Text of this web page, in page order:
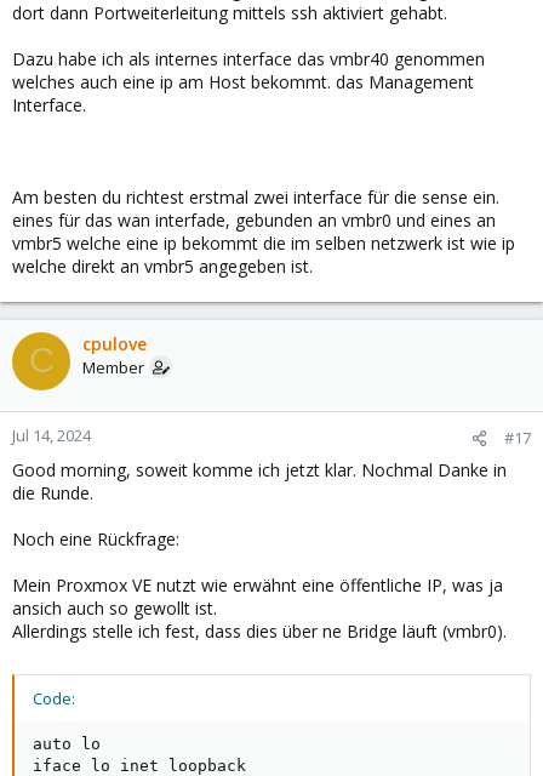
dort dann Portweiterleitung mittels ssh aktiviert gehabt.
Dazu habe ich als internes interface das vmbr40 genommen
welches auch eine ip am Host bekommt. das Management
Interface.
Am besten du richtest erstmal zwei interface für die sense ein.
eines für das wan interfade, gebunden an vmbr0 und eines an
vmbr5 welche eine ip bekommt die im selben netzwerk ist wie ip
welche direkt an vmbr5 angegeben ist.
C cpulove
Member
Jul 14, 2024 #17
Good morning, soweit komme ich jetzt klar. Nochmal Danke in
die Runde.
Noch eine Rückfrage:
Mein Proxmox VE nutzt wie erwähnt eine öffentliche IP, was ja
ansich auch so gewollt ist.
Allerdings stelle ich fest, dass dies über ne Bridge läuft (vmbr0).
Code:
auto lo
iface lo inet loopback